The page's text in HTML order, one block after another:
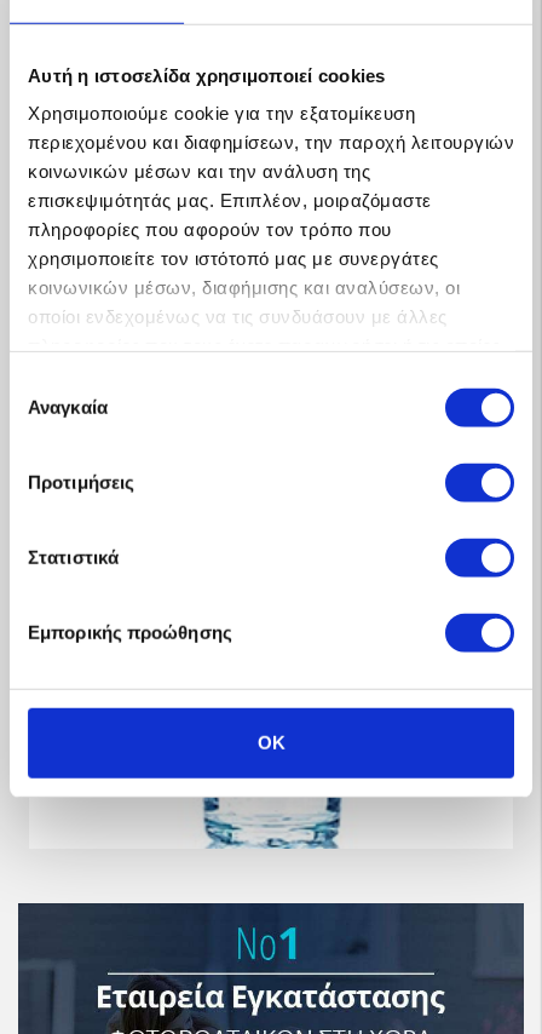
Αυτή η ιστοσελίδα χρησιμοποιεί cookies
Χρησιμοποιούμε cookie για την εξατομίκευση
περιεχομένου και διαφημίσεων, την παροχή λειτουργιών
κοινωνικών μέσων και την ανάλυση της
επισκεψιμότητάς μας. Επιπλέον, μοιραζόμαστε
πληροφορίες που αφορούν τον τρόπο που
χρησιμοποιείτε τον ιστότοπό μας με συνεργάτες
κοινωνικών μέσων, διαφήμισης και αναλύσεων, οι
οποίοι ενδεχομένως να τις συνδυάσουν με άλλες
των υπηρεσιών τους.
συγκατάθεσης
Αναγκαία
Προτιμήσεις
Στατιστικά
Εμπορικής προώθησης
OK
προσφορά
Προσφορές για Αυτονομα Φωτοβολταικα